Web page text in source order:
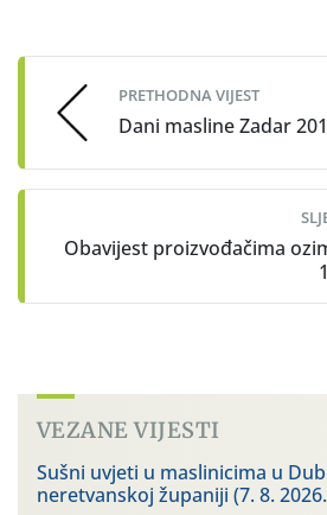
navigation
PRETHODNA VIJEST
Dani masline Zadar
Obavijest proizvođačima
VEZANE VIJESTI
Sušni uvjeti u maslinicima u
neretvanskoj županiji (7. 8.